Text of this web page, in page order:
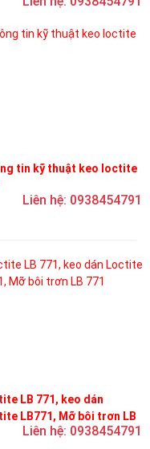
tin kỹ thuật keo loctite
Liên hệ: 0938454791
LB 771, keo dán
LB771, Mỡ bôi trơn LB
Liên hệ: 0938454791